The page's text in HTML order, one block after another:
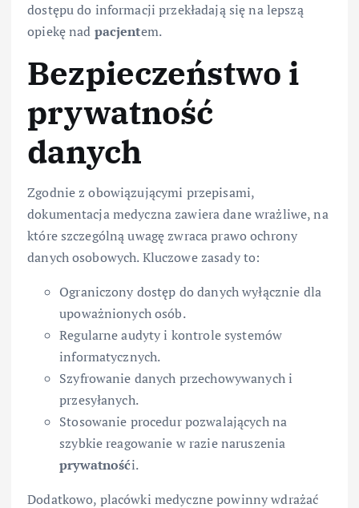
dostępu do informacji przekładają się na lepszą
opiekę nad pacjentem.
Bezpieczeństwo i
prywatność
danych
Zgodnie z obowiązującymi przepisami,
dokumentacja medyczna zawiera dane wrażliwe, na
które szczególną uwagę zwraca prawo ochrony
danych osobowych. Kluczowe zasady to:
Ograniczony dostęp do danych wyłącznie dla
upoważnionych osób.
Regularne audyty i kontrole systemów
informatycznych.
Szyfrowanie danych przechowywanych i
przesyłanych.
Stosowanie procedur pozwalających na
szybkie reagowanie w razie naruszenia
prywatnośći.
Dodatkowo, placówki medyczne powinny wdrażać